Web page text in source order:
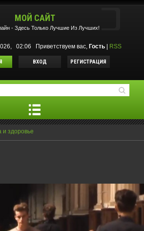
МОЙ САЙТ
- Здесь Только Лучшие Из Лучших!
02:06 Приветствуем вас, Гость RSS
ВХОД РЕГИСТРАЦИЯ
и здоровье